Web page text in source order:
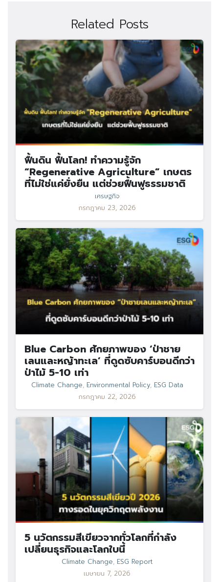
Search
for: Search
Related Posts
ฟื้นดิน ฟื้นโลก! ทำความรู้จัก
“Regenerative Agriculture” เกษตร
ที่ไม่ใช่แค่ยั่งยืน แต่ช่วยฟื้นฟูธรรมชาติ
เศรษฐกิจ
กรกฎาคม 23, 2026
Blue Carbon ศักยภาพของ ‘ป่าชาย
เลนและหญ้าทะเล’ ที่ดูดซับคาร์บอนดีกว่า
ป่าไม้ 5-10 เท่า
Climate Change, Environmental Policy, ESG Data
กรกฎาคม 22, 2026
5 นวัตกรรมสีเขียวจากทั่วโลกที่กำลัง
เปลี่ยนธุรกิจและโลกใบนี้
Climate Change, ESG Report
เมษายน 7, 2026